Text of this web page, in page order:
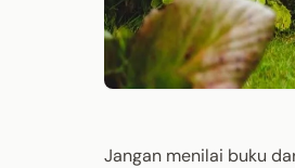
Jangan menilai buku